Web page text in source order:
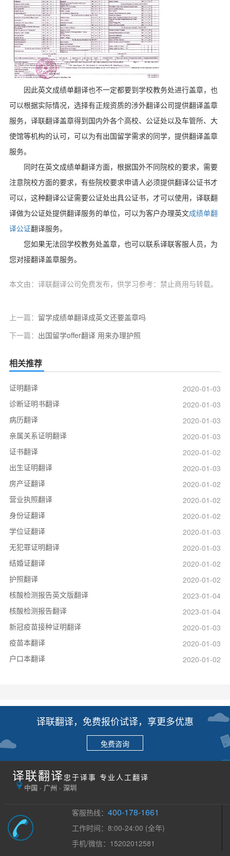
因此英文成绩单翻译也不一定都要到学校教务处进行盖章，也
可以根据实际情况，选择有正规资质的涉外翻译公司提供翻译盖章
服务，译联翻译盖章得到国内外各个高校、公证处以及车管所、大
使馆等机构的认可，可以为有出国留学需求的同学，提供翻译盖章
服务。
同时在英文成绩单翻译方面，根据国外不同院校的要求，需要
注意院校方面的要求，有些院校要求申请人必须提供翻译公证书才
可以，这种翻译公证需要公证处出具公证书，才可以使用，译联翻
译做为公证处提供翻译服务的单位，可以为客户办理英文成绩单翻
译公证翻译服务。
您如果无法回学校教务处盖章，也可以联系译联客服人员，为
您对接翻译盖章服务。
本文由：译联翻译公司免费发布，供学习参考：禁止商用与转载。
上一篇： 留学成绩单翻译成英文还要盖章吗
下一篇： 出国留学offer翻译 用来办理护照
相关推荐
证明翻译
2020-01-03
诊断证明书翻译
2020-01-03
病历翻译
2020-01-03
亲属关系证明翻译
2020-01-03
证书翻译
2020-01-02
出生证明翻译
2020-01-03
房产证翻译
2020-01-02
营业执照翻译
2020-01-02
身份证翻译
2020-01-02
学位证翻译
2020-01-03
无犯罪证明翻译
2020-01-03
结婚证翻译
2020-01-02
护照翻译
2020-01-02
核酸检测报告英文版翻译
2023-01-04
核酸检测报告翻译
2023-01-04
新冠疫苗接种证明翻译
2020-01-03
疫苗本翻译
2020-01-03
户口本翻译
2020-01-02
译联翻译，免费报价试译，享更多优惠
免费咨询
译联翻译 忠于译事 专业人工翻译
中国 · 广州 · 深圳
客服热线：400-178-1661
工作时间：8:00-24:00 (全年)
手机/微信：15202012581